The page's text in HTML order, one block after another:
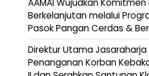
AAMAI Wujudkan
Berkelanjutan melalui
Pasok Pangan Cerdas &
Direktur Utama
Penanganan Korban